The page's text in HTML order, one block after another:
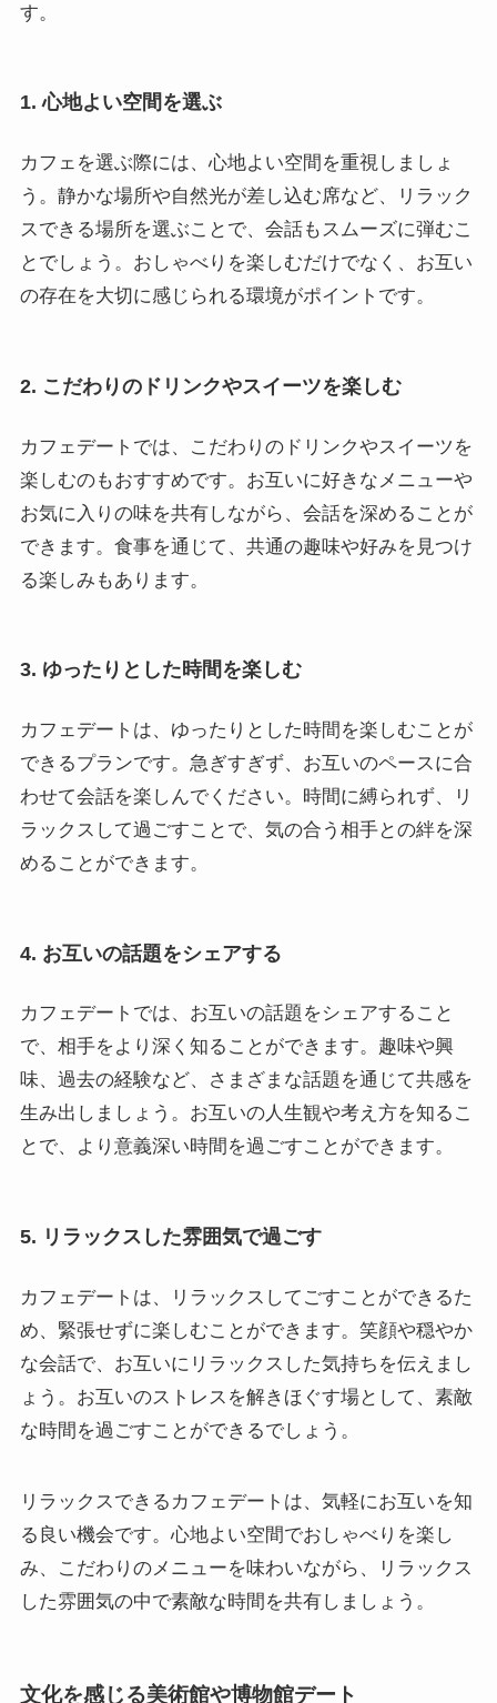
す。
1. 心地よい空間を選ぶ
カフェを選ぶ際には、心地よい空間を重視しましょ
う。静かな場所や自然光が差し込む席など、リラック
スできる場所を選ぶことで、会話もスムーズに弾むこ
とでしょう。おしゃべりを楽しむだけでなく、お互い
の存在を大切に感じられる環境がポイントです。
2. こだわりのドリンクやスイーツを楽しむ
カフェデートでは、こだわりのドリンクやスイーツを
楽しむのもおすすめです。お互いに好きなメニューや
お気に入りの味を共有しながら、会話を深めることが
できます。食事を通じて、共通の趣味や好みを見つけ
る楽しみもあります。
3. ゆったりとした時間を楽しむ
カフェデートは、ゆったりとした時間を楽しむことが
できるプランです。急ぎすぎず、お互いのペースに合
わせて会話を楽しんでください。時間に縛られず、リ
ラックスして過ごすことで、気の合う相手との絆を深
めることができます。
4. お互いの話題をシェアする
カフェデートでは、お互いの話題をシェアすること
で、相手をより深く知ることができます。趣味や興
味、過去の経験など、さまざまな話題を通じて共感を
生み出しましょう。お互いの人生観や考え方を知るこ
とで、より意義深い時間を過ごすことができます。
5. リラックスした雰囲気で過ごす
カフェデートは、リラックスしてごすことができるた
め、緊張せずに楽しむことができます。笑顔や穏やか
な会話で、お互いにリラックスした気持ちを伝えまし
ょう。お互いのストレスを解きほぐす場として、素敵
な時間を過ごすことができるでしょう。
リラックスできるカフェデートは、気軽にお互いを知
る良い機会です。心地よい空間でおしゃべりを楽し
み、こだわりのメニューを味わいながら、リラックス
した雰囲気の中で素敵な時間を共有しましょう。
文化を感じる美術館や博物館デート